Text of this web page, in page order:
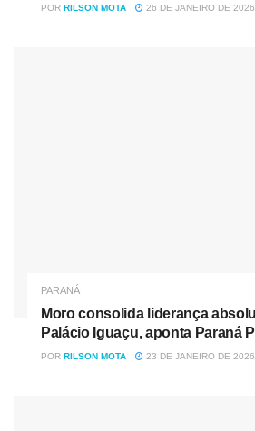
Carga roubada foi avaliada em R$
POR RILSON MOTA 26 DE JANEIRO DE 2026
PARANÁ
Moro consolida liderança
Palácio Iguaçu, aponta Paraná
POR RILSON MOTA 23 DE JANEIRO DE 2026